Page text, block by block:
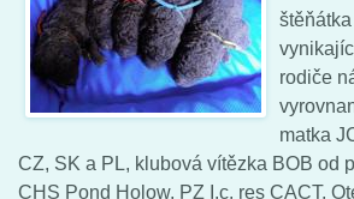
rodiče
matka
CZ, SK a PL, klubová vítězka BOB od
CHS Pond Holow, PZ I.c. res CACT.